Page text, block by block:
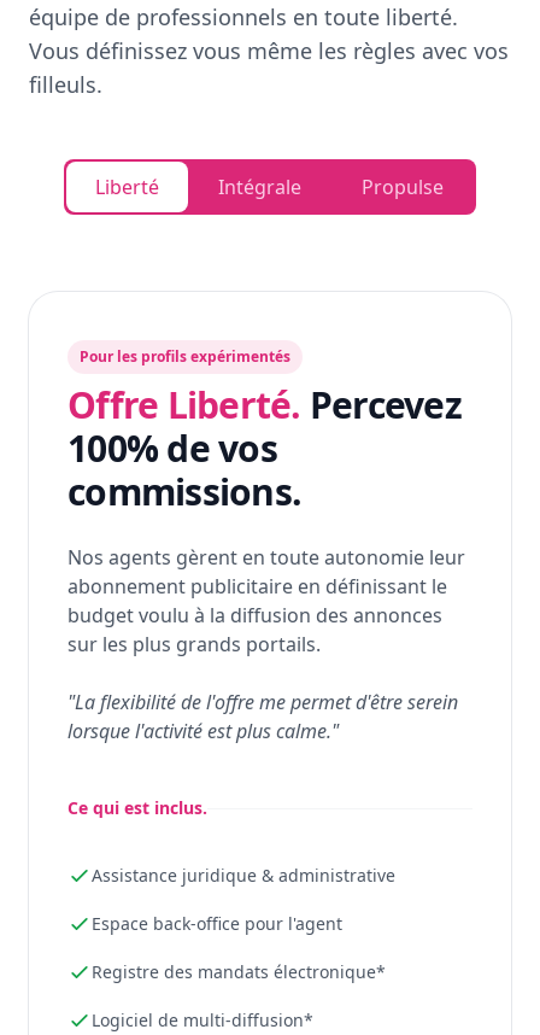
équipe de professionnels en toute liberté.
Vous définissez vous même les règles avec vos
filleuls.
Liberté Intégrale Propulse
Pour les profils expérimentés
Offre Liberté. Percevez
100% de vos
commissions.
Nos agents gèrent en toute autonomie leur
abonnement publicitaire en définissant le
budget voulu à la diffusion des annonces
sur les plus grands portails.
"La flexibilité de l'offre me permet d'être serein
lorsque l'activité est plus calme."
Ce qui est inclus.
Assistance juridique & administrative
Espace back-office pour l'agent
Registre des mandats électronique*
Logiciel de multi-diffusion*